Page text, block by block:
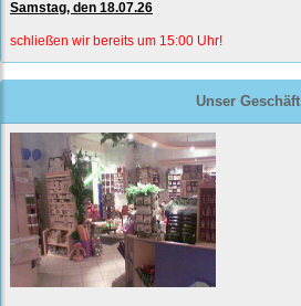
Samstag, den 18.07.26
schließen wir bereits um 15:00 Uhr!
Unser Geschäft